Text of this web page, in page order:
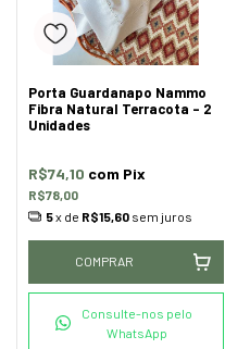
Porta Guardanapo Nammo
Fibra Natural Terracota - 2
Unidades
R$78,00
R$74,10 com Pix
5x de R$15,60 sem juros
COMPRAR
Consulte-nos pelo
WhatsApp